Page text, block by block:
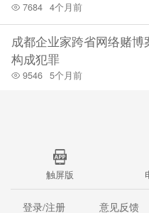
7684 4个月前
成都企业家跨省网络赌
构成犯罪
9546 5个月前
触屏版
登录/注册 意见反馈